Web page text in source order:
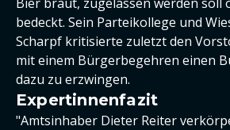
bedeckt. Sein Parteikollege und
Scharpf kritisierte zuletzt den
mit einem Bürgerbegehren einen
dazu zu erzwingen.
Expertinnenfazit
"Amtsinhaber Dieter Reiter